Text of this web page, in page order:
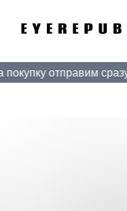
отправим сразу!